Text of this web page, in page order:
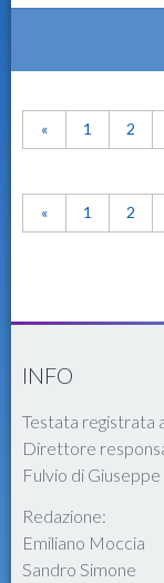
« 1 2
« 1 2
INFO
Testata registrata
Direttore
Fulvio di Giuseppe
Redazione:
Emiliano Moccia
Sandro Simone